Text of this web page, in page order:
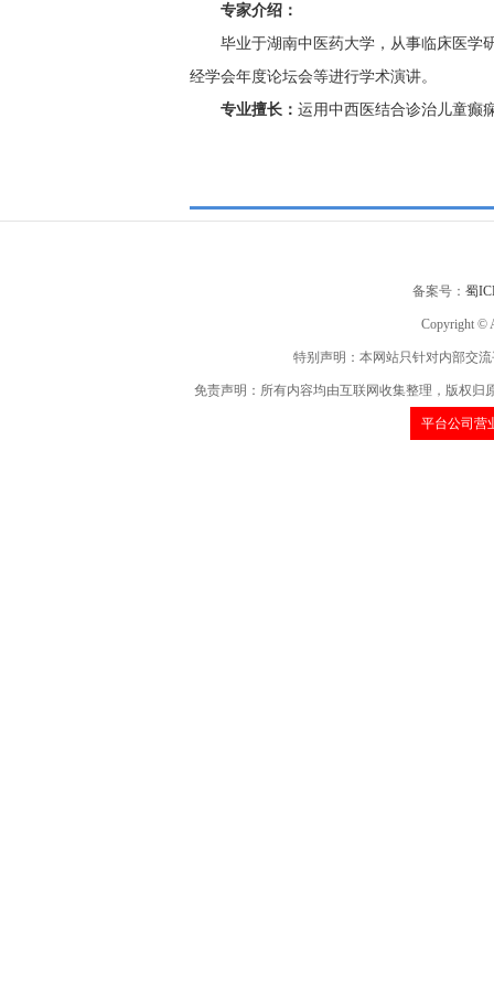
专家介绍：
毕业于湖南中医药大学，从事临床医学
经学会年度论坛会等进行学术演讲。
专业擅长： 运用中西医结合诊治儿童癫
备案号： 蜀
Copyright ©
特别声明：本网站只针对内部交
免责声明：所有内容均由互联网收集整理，版权
平台公司营